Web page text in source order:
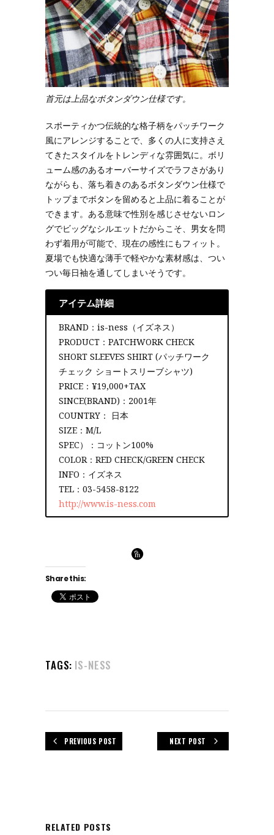
首元は上品なボタンダウン仕様です。
スポーティかつ伝統的な格子柄をパッチワーク
風にアレンジすることで、多くの人に支持さえ
てきたスタイルをトレンディな雰囲気に。ボリ
ューム感のあるオーバーサイズでラフさがあり
ながらも、落ち着きのあるボタンダウン仕様で
トップまでボタンを留めると上品に着ることが
できます。ある意味で性別を感じさせないロン
グでビッグなシルエットだからこそ、男女を問
わず着用が可能で、現在の感性にもフィット。
夏場でも快適な薄手で軽やかな素材感は、つい
つい毎日袖を通してしまいそうです。
アイテム詳細
BRAND：is-ness（イズネス）
PRODUCT：PATCHWORK CHECK
SHORT SLEEVES SHIRT (パッチワーク
チェック ショートスリーブシャツ)
PRICE：¥19,000+TAX
SINCE(BRAND)：2001年
COUNTRY： 日本
SIZE：M/L
SPEC）：コットン100%
COLOR：RED CHECK/GREEN CHECK
INFO：イズネス
TEL：03-5458-8122
http://www.is-ness.com
Share this:
TAGS: IS-NESS
PREVIOUS POST NEXT POST
RELATED POSTS